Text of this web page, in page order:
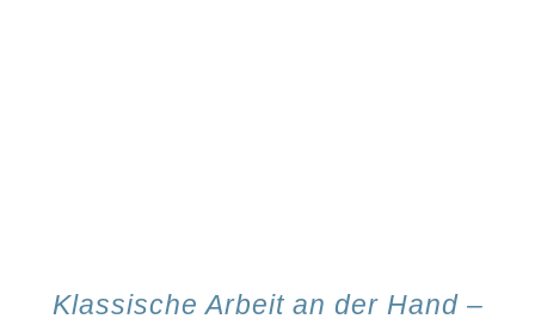
Klassische Arbeit an der Hand –